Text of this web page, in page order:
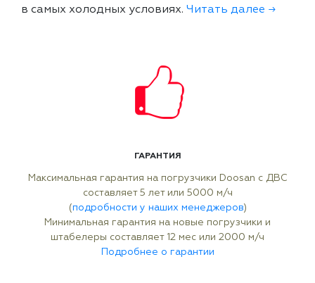
в самых холодных условиях. Читать далее →
ГАРАНТИЯ
Максимальная гарантия на погрузчики Doosan с ДВС
составляет 5 лет или 5000 м/ч
(подробности у наших менеджеров)
Минимальная гарантия на новые погрузчики и
штабелеры составляет 12 мес или 2000 м/ч
Подробнее о гарантии